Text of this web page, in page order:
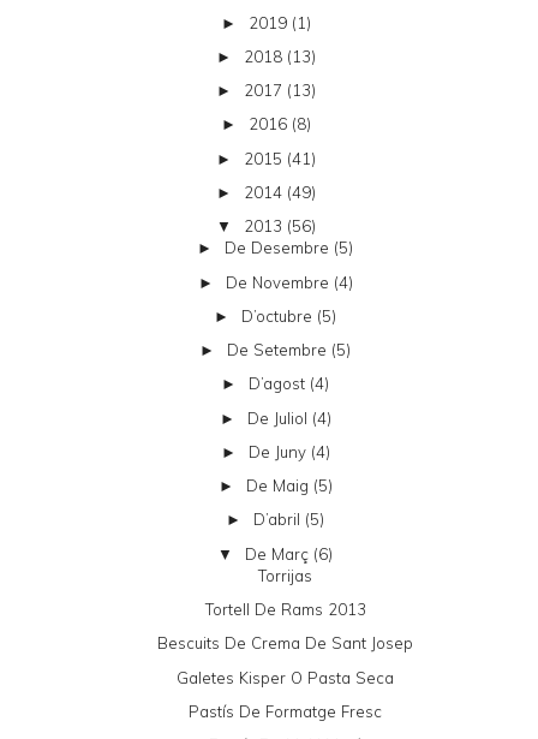
► 2019 (1)
► 2018 (13)
► 2017 (13)
► 2016 (8)
► 2015 (41)
► 2014 (49)
▼ 2013 (56)
► De Desembre (5)
► De Novembre (4)
► D’octubre (5)
► De Setembre (5)
► D’agost (4)
► De Juliol (4)
► De Juny (4)
► De Maig (5)
► D’abril (5)
▼ De Març (6)
Torrijas
Tortell De Rams 2013
Bescuits De Crema De Sant Josep
Galetes Kisper O Pasta Seca
Pastís De Formatge Fresc